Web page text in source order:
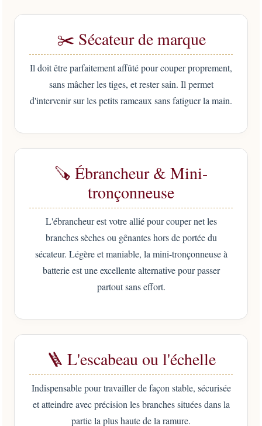
✂️ Sécateur de marque
Il doit être parfaitement affûté pour couper proprement,
sans mâcher les tiges, et rester sain. Il permet
d'intervenir sur les petits rameaux sans fatiguer la main.
🪚 Ébrancheur & Mini-
tronçonneuse
L'ébrancheur est votre allié pour couper net les
branches sèches ou gênantes hors de portée du
sécateur. Légère et maniable, la mini-tronçonneuse à
batterie est une excellente alternative pour passer
partout sans effort.
🪜 L'escabeau ou l'échelle
Indispensable pour travailler de façon stable, sécurisée
et atteindre avec précision les branches situées dans la
partie la plus haute de la ramure.